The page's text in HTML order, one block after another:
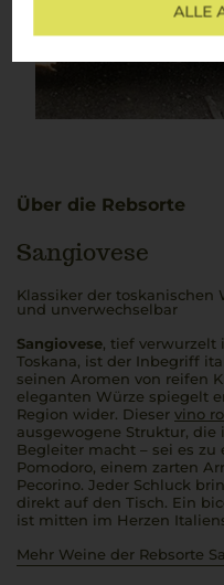
ALLE
Über die Rebsorte
Sangiovese
Klassiker der toskanischen
und unverwechselbar
Sangiovese, tief verwurzelt
Toskana, ist der Inbegriff
seinen Aromen von reifen
eleganten Würze spiegelt
Region wider. Dieser vino
ausgewogene Struktur,
Begleiter macht – sei es zu
Pomodoro, einem zarten
Pecorino. Jeder Schluck
direkt auf den Tisch. Ein
ist mitten im Herzen
Mehr Weine der Rebsorte